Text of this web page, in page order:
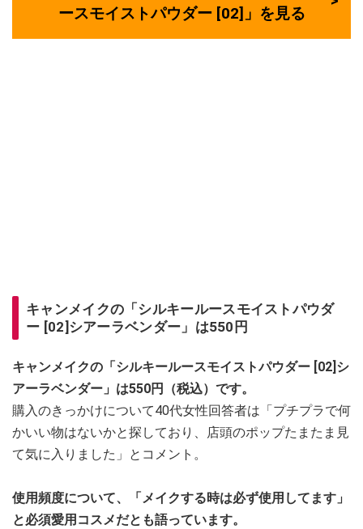
ースモイストパウダー [02]」を見る
キャンメイクの「シルキールースモイストパウダ
ー [02]シアーラベンダー」は550円
キャンメイクの「シルキールースモイストパウダー [02]シ
アーラベンダー」は550円（税込）です。
購入のきっかけについて40代女性回答者は「プチプラで何
かいい物はないかと探しており、店頭のポップたまたま見
て気に入りました」とコメント。
使用頻度について、「メイクする時は必ず使用してます」
と必須愛用コスメだとも語っています。